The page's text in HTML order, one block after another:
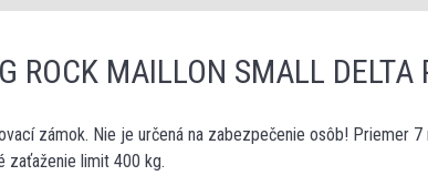
ROCK MAILLON SMALL DELTA
zámok. Nie je určená na zabezpečenie osôb! Priemer
zaťaženie limit 400 kg.